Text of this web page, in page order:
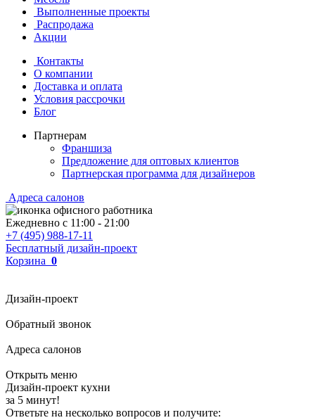
Выполненные проекты
Распродажа
Акции
Контакты
О компании
Доставка и оплата
Условия рассрочки
Блог
Партнерам
Франшиза
Предложение для оптовых клиентов
Партнерская программа для дизайнеров
Адреса салонов
Ежедневно с 11:00 - 21:00
+7 (495) 988-17-11
Бесплатный дизайн-проект
Корзина 0
Дизайн-проект
Обратный звонок
Адреса салонов
Открыть меню
Дизайн-проект кухни
за 5 минут!
Ответьте на несколько вопросов и получите: